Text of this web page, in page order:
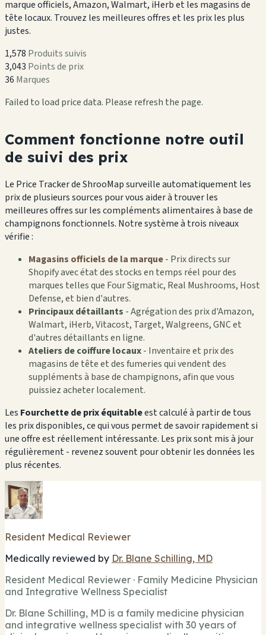
marque officiels, Amazon, Walmart, iHerb et les magasins de
tête locaux. Trouvez les meilleures offres et les prix les plus
justes.
1,578 Produits suivis
3,043 Points de prix
36 Marques
Failed to load price data. Please refresh the page.
Comment fonctionne notre outil
de suivi des prix
Le Price Tracker de ShrooMap surveille automatiquement les
prix de plusieurs sources pour vous aider à trouver les
meilleures offres sur les compléments alimentaires à base de
champignons fonctionnels. Notre système à trois niveaux
vérifie :
Magasins officiels de la marque- Prix directs sur
Shopify avec état des stocks en temps réel pour des
marques telles que Four Sigmatic, Real Mushrooms, Host
Defense, et bien d'autres.
Principaux détaillants - Agrégation des prix d'Amazon,
Walmart, iHerb, Vitacost, Target, Walgreens, GNC et
d'autres détaillants en ligne.
Ateliers de coiffure locaux- Inventaire et prix des
magasins de tête et des fumeries qui vendent des
suppléments à base de champignons, afin que vous
puissiez acheter localement.
Les Fourchette de prix équitableest calculé à partir de tous
les prix disponibles, ce qui vous permet de savoir rapidement si
une offre est réellement intéressante. Les prix sont mis à jour
régulièrement - revenez souvent pour obtenir les données les
plus récentes.
Resident Medical Reviewer
Medically reviewed by Dr. Blane Schilling, MD
Resident Medical Reviewer · Family Medicine Physician
and Integrative Wellness Specialist
Dr. Blane Schilling, MD is a family medicine physician
and integrative wellness specialist with 30 years of